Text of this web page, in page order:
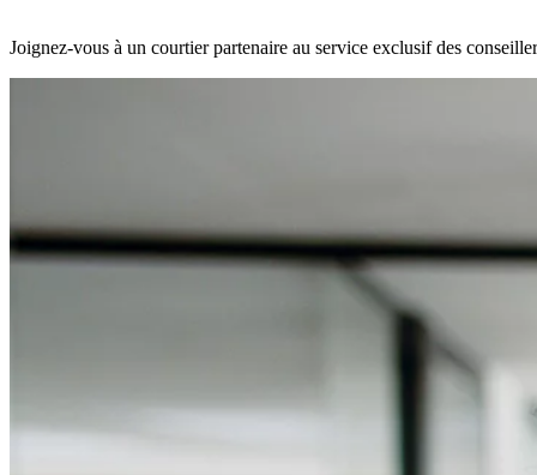
Joignez-vous à un courtier partenaire au service exclusif des